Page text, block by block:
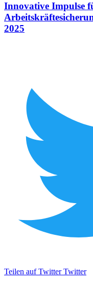
Innovative Impulse
2025
Teilen auf Twitter Twitter